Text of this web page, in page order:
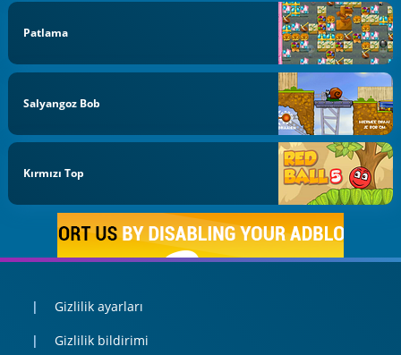
Patlama
Salyangoz Bob
Kırmızı Top
Gizlilik ayarları
Gizlilik bildirimi